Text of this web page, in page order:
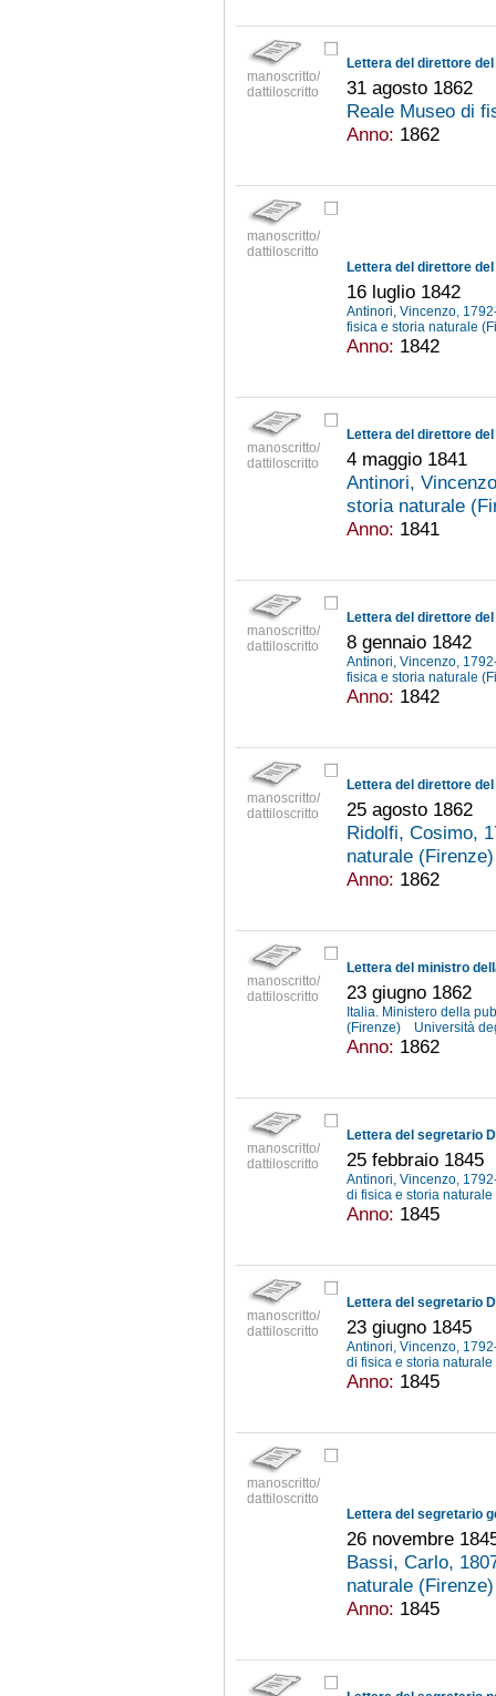
manoscritto/
dattiloscritto
31 agosto 1862
Reale Museo di
Anno: 1862
manoscritto/
dattiloscritto
16 luglio 1842
Antinori, Vincenzo,
fisica e storia naturale
Anno: 1842
manoscritto/
dattiloscritto
4 maggio 1841
Antinori,
storia naturale
Anno: 1841
manoscritto/
dattiloscritto
8 gennaio 1842
Antinori, Vincenzo,
fisica e storia naturale
Anno: 1842
manoscritto/
dattiloscritto
25 agosto 1862
Ridolfi, Cosimo,
naturale
Anno: 1862
manoscritto/
dattiloscritto
23 giugno 1862
Italia. Ministero della
(Firenze)
Università
Anno: 1862
manoscritto/
dattiloscritto
25 febbraio 1845
Antinori, Vincenzo,
di fisica e storia
Anno: 1845
manoscritto/
dattiloscritto
23 giugno 1845
Antinori, Vincenzo,
di fisica e storia
Anno: 1845
manoscritto/
dattiloscritto
26 novembre
Bassi, Carlo,
naturale
Anno: 1845